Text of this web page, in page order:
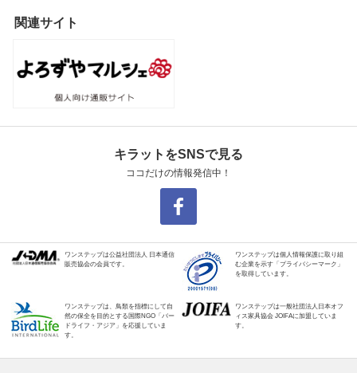
関連サイト
キラットをSNSで見る
ココだけの情報発信中！
ワンステップは公益社団法人 日本通信
販売協会の会員です。
ワンステップは個人情報保護に取り組
む企業を示す「プライバシーマーク」
を取得しています。
ワンステップは、鳥類を指標にして自
然の保全を目的とする国際NGO「バー
ドライフ・アジア」を応援していま
す。
ワンステップは一般社団法人日本オフ
ィス家具協会 JOIFAに加盟していま
す。